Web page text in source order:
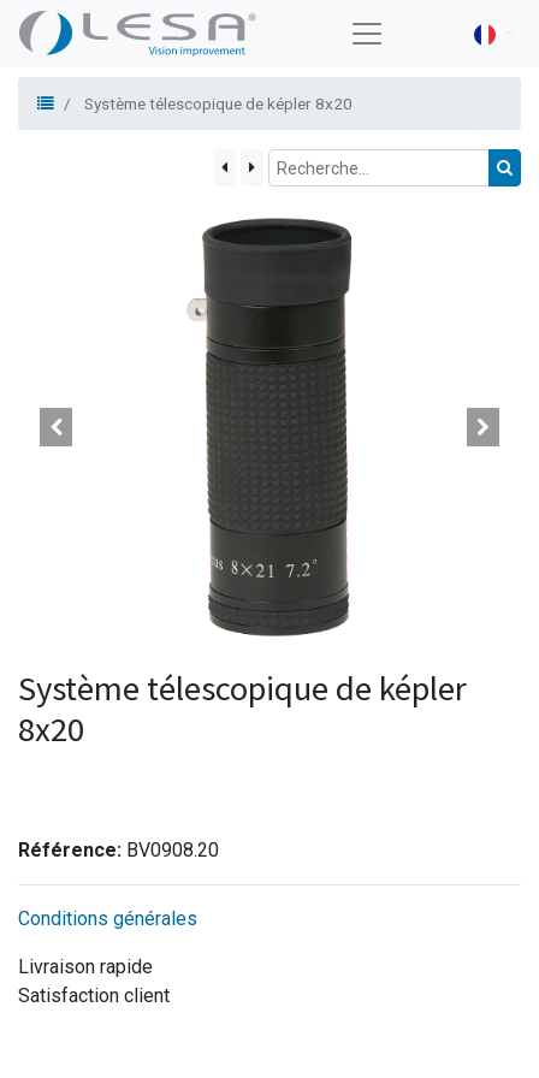
Système télescopique de képler 8x20
Système télescopique de képler
8x20
Référence: BV0908.20
Conditions générales
Livraison rapide
Satisfaction client